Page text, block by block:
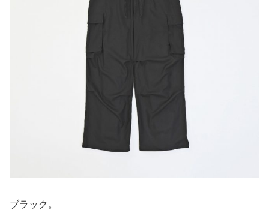
ブラック。